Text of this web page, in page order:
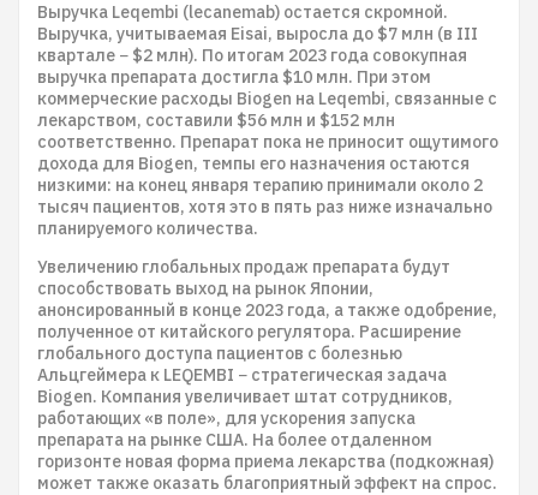
Выручка Leqembi (lecanemab) остается скромной.
Выручка, учитываемая Eisai, выросла до $7 млн (в III
квартале − $2 млн). По итогам 2023 года совокупная
выручка препарата достигла $10 млн. При этом
коммерческие расходы Biogen на Leqembi, связанные с
лекарством, составили $56 млн и $152 млн
соответственно. Препарат пока не приносит ощутимого
дохода для Biogen, темпы его назначения остаются
низкими: на конец января терапию принимали около 2
тысяч пациентов, хотя это в пять раз ниже изначально
планируемого количества.
Увеличению глобальных продаж препарата будут
способствовать выход на рынок Японии,
анонсированный в конце 2023 года, а также одобрение,
полученное от китайского регулятора. Расширение
глобального доступа пациентов с болезнью
Альцгеймера к LEQEMBI − стратегическая задача
Biogen. Компания увеличивает штат сотрудников,
работающих «в поле», для ускорения запуска
препарата на рынке США. На более отдаленном
горизонте новая форма приема лекарства (подкожная)
может также оказать благоприятный эффект на спрос.